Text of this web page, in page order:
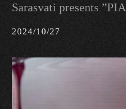
Sarasvati presents
2024/10/27